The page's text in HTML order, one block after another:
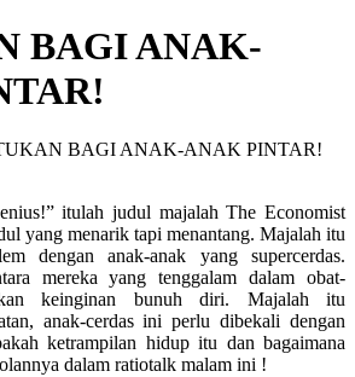
BAGI ANAK-
BAGI ANAK-ANAK PINTAR!
itulah judul majalah The Economist
yang menarik tapi menantang. Majalah itu
dengan anak-anak yang supercerdas.
mereka yang tenggalam dalam obat-
keinginan bunuh diri. Majalah itu
anak-cerdas ini perlu dibekali dengan
ketrampilan hidup itu dan bagaimana
dalam ratiotalk malam ini !